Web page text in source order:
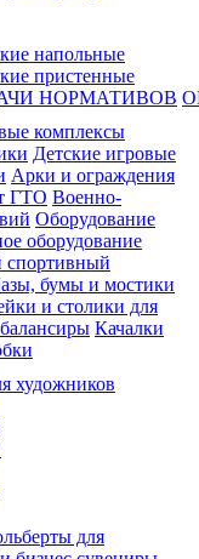
напольные
пристенные
НОРМАТИВОВ
комплексы
Детские игровые
Арки и ограждения
ГТО Военно-
Оборудование
оборудование
бумы и мостики
и столики для
Качалки
художников
для